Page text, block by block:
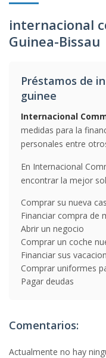
internacional
Guinea-Bissau
Préstamos de
guinee
Internacional
medidas para la
personales entre
En Internacional
encontrar la mejor
Comprar su nueva
Financiar compra de
Abrir un negocio
Comprar un coche
Financiar sus
Comprar uniformes
Pagar deudas
Comentarios:
Actualmente no hay